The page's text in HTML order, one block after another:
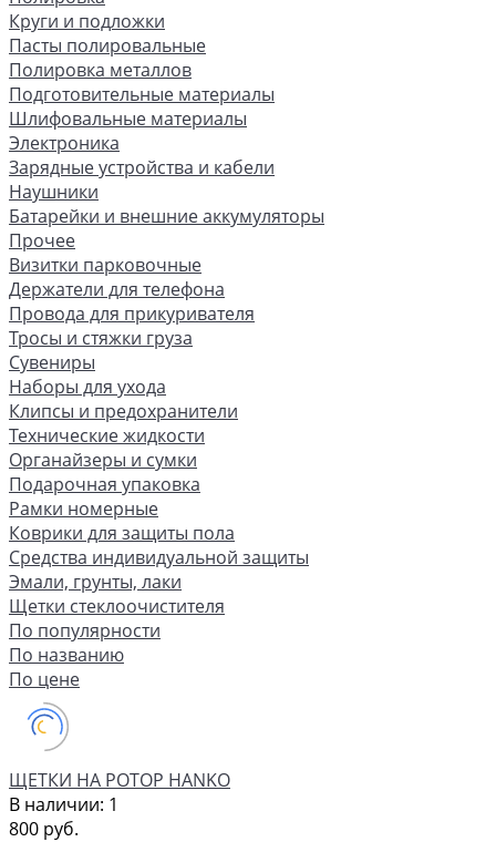
Круги и подложки
Пасты полировальные
Полировка металлов
Подготовительные материалы
Шлифовальные материалы
Электроника
Зарядные устройства и кабели
Наушники
Батарейки и внешние аккумуляторы
Прочее
Визитки парковочные
Держатели для телефона
Провода для прикуривателя
Тросы и стяжки груза
Сувениры
Наборы для ухода
Клипсы и предохранители
Технические жидкости
Органайзеры и сумки
Подарочная упаковка
Рамки номерные
Коврики для защиты пола
Средства индивидуальной защиты
Эмали, грунты, лаки
Щетки стеклоочистителя
По популярности
По названию
По цене
ЩЕТКИ НА РОТОР HANKO
В наличии: 1
800 руб.